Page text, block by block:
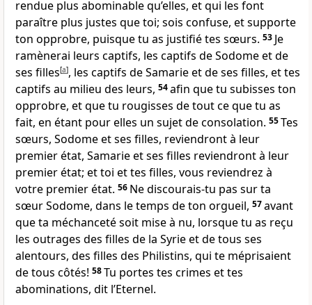
rendue plus abominable qu’elles, et qui les font
paraître plus justes que toi; sois confuse, et supporte
ton opprobre, puisque tu as justifié tes sœurs. 53 Je
ramènerai leurs captifs, les captifs de Sodome et de
ses filles[a], les captifs de Samarie et de ses filles, et tes
captifs au milieu des leurs, 54afin que tu subisses ton
opprobre, et que tu rougisses de tout ce que tu as
fait, en étant pour elles un sujet de consolation. 55Tes
sœurs, Sodome et ses filles, reviendront à leur
premier état, Samarie et ses filles reviendront à leur
premier état; et toi et tes filles, vous reviendrez à
votre premier état. 56 Ne discourais-tu pas sur ta
sœur Sodome, dans le temps de ton orgueil, 57avant
que ta méchanceté soit mise à nu, lorsque tu as reçu
les outrages des filles de la Syrie et de tous ses
alentours, des filles des Philistins, qui te méprisaient
de tous côtés! 58Tu portes tes crimes et tes
abominations, dit l’Eternel.